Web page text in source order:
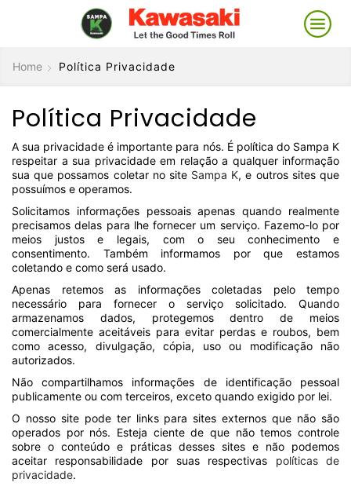
Home Política Privacidade
Política Privacidade
A sua privacidade é importante para nós. É política do Sampa K
respeitar a sua privacidade em relação a qualquer informação
sua que possamos coletar no site Sampa K, e outros sites que
possuímos e operamos.
Solicitamos informações pessoais apenas quando realmente
precisamos delas para lhe fornecer um serviço. Fazemo-lo por
meios justos e legais, com o seu conhecimento e
consentimento. Também informamos por que estamos
coletando e como será usado.
Apenas retemos as informações coletadas pelo tempo
necessário para fornecer o serviço solicitado. Quando
armazenamos dados, protegemos dentro de meios
comercialmente aceitáveis ​​para evitar perdas e roubos, bem
como acesso, divulgação, cópia, uso ou modificação não
autorizados.
Não compartilhamos informações de identificação pessoal
publicamente ou com terceiros, exceto quando exigido por lei.
O nosso site pode ter links para sites externos que não são
operados por nós. Esteja ciente de que não temos controle
sobre o conteúdo e práticas desses sites e não podemos
aceitar responsabilidade por suas respectivas políticas de
privacidade.